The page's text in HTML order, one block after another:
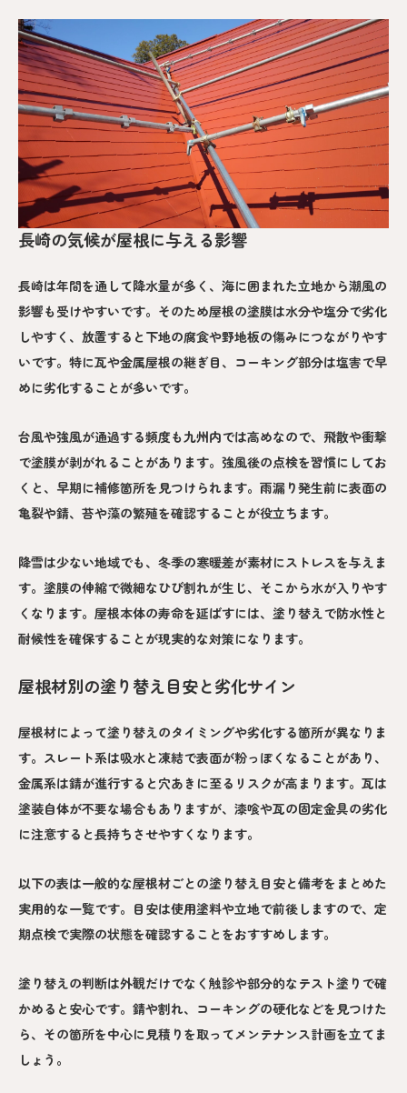
長崎の気候が屋根に与える影響
長崎は年間を通して降水量が多く、海に囲まれた立地から潮風の
影響も受けやすいです。そのため屋根の塗膜は水分や塩分で劣化
しやすく、放置すると下地の腐食や野地板の傷みにつながりやす
いです。特に瓦や金属屋根の継ぎ目、コーキング部分は塩害で早
めに劣化することが多いです。
台風や強風が通過する頻度も九州内では高めなので、飛散や衝撃
で塗膜が剥がれることがあります。強風後の点検を習慣にしてお
くと、早期に補修箇所を見つけられます。雨漏り発生前に表面の
亀裂や錆、苔や藻の繁殖を確認することが役立ちます。
降雪は少ない地域でも、冬季の寒暖差が素材にストレスを与えま
す。塗膜の伸縮で微細なひび割れが生じ、そこから水が入りやす
くなります。屋根本体の寿命を延ばすには、塗り替えで防水性と
耐候性を確保することが現実的な対策になります。
屋根材別の塗り替え目安と劣化サイン
屋根材によって塗り替えのタイミングや劣化する箇所が異なりま
す。スレート系は吸水と凍結で表面が粉っぽくなることがあり、
金属系は錆が進行すると穴あきに至るリスクが高まります。瓦は
塗装自体が不要な場合もありますが、漆喰や瓦の固定金具の劣化
に注意すると長持ちさせやすくなります。
以下の表は一般的な屋根材ごとの塗り替え目安と備考をまとめた
実用的な一覧です。目安は使用塗料や立地で前後しますので、定
期点検で実際の状態を確認することをおすすめします。
塗り替えの判断は外観だけでなく触診や部分的なテスト塗りで確
かめると安心です。錆や割れ、コーキングの硬化などを見つけた
ら、その箇所を中心に見積りを取ってメンテナンス計画を立てま
しょう。